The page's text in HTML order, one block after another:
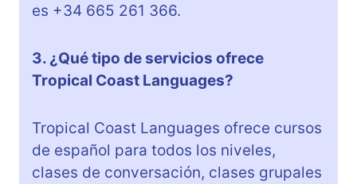
es +34 665 261 366.
3. ¿Qué tipo de servicios ofrece
Tropical Coast Languages?
Tropical Coast Languages ofrece cursos
de español para todos los niveles,
clases de conversación, clases grupales